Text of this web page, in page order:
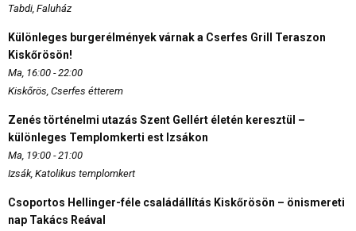
Tabdi, Faluház
Különleges burgerélmények várnak a Cserfes Grill Teraszon
Kiskőrösön!
Ma, 16:00 - 22:00
Kiskőrös, Cserfes étterem
Zenés történelmi utazás Szent Gellért életén keresztül –
különleges Templomkerti est Izsákon
Ma, 19:00 - 21:00
Izsák, Katolikus templomkert
Csoportos Hellinger-féle családállítás Kiskőrösön – önismereti
nap Takács Reával